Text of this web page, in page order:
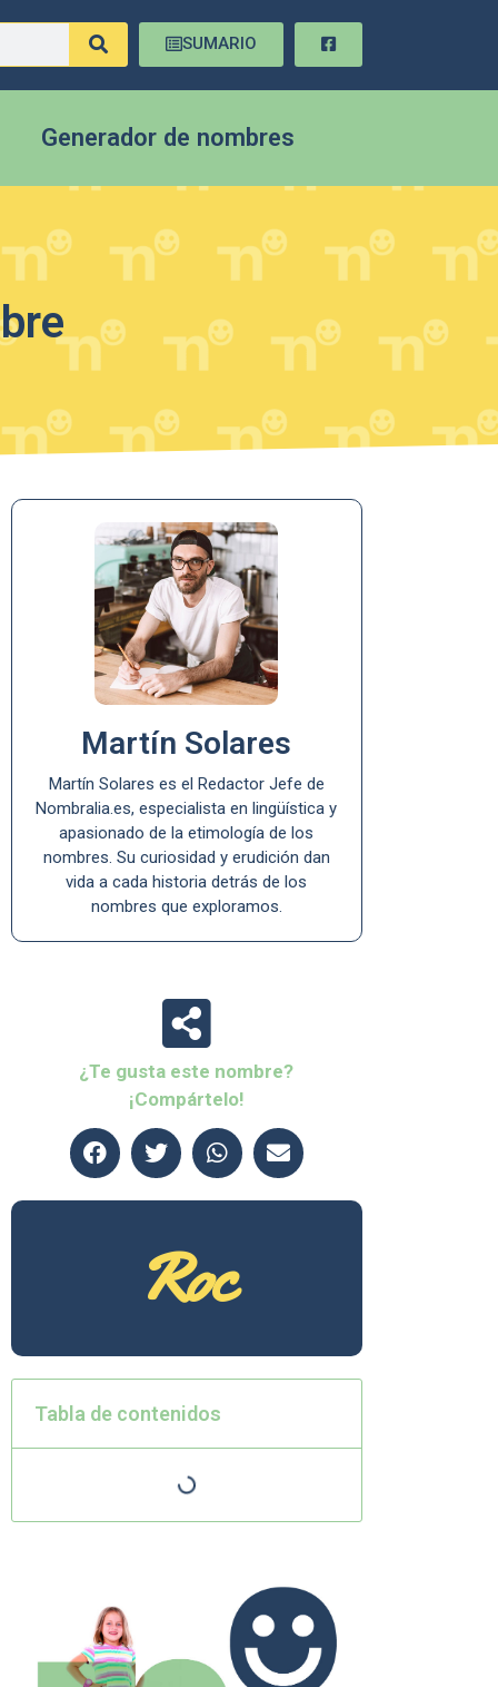
SUMARIO
Generador de nombres
Martín Solares
Martín Solares es el Redactor Jefe de
Nombralia.es, especialista en lingüística y
apasionado de la etimología de los
nombres. Su curiosidad y erudición dan
vida a cada historia detrás de los
nombres que exploramos.
¿Te gusta este nombre?
¡Compártelo!
Roc
Tabla de contenidos